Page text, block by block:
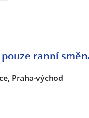
pouze ranní
Praha-východ